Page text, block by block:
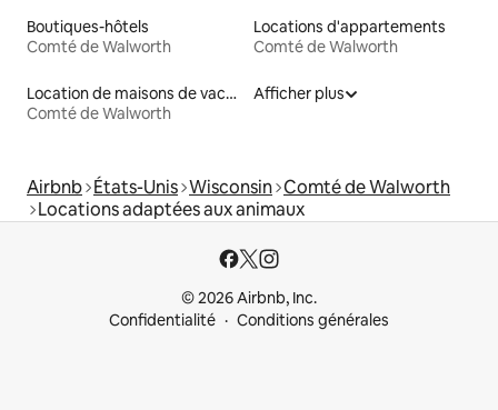
Boutiques-hôtels
Comté de Walworth
Locations d'appartements
Comté de Walworth
Location de maisons de vacances
Comté de Walworth
Afficher plus
Airbnb États-Unis Wisconsin Comté de Walworth
Locations adaptées aux animaux
© 2026 Airbnb, Inc.
Confidentialité
Conditions générales